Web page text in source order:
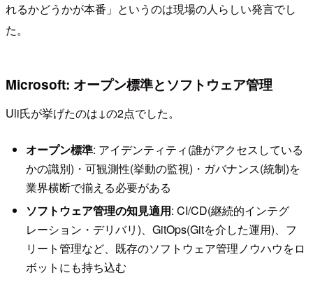
れるかどうかが本番」というのは現場の人らしい発言でし
た。
Microsoft: オープン標準とソフトウェア管理
Uli氏が挙げたのは↓の2点でした。
オープン標準: アイデンティティ(誰がアクセスしている
かの識別)・可観測性(挙動の監視)・ガバナンス(統制)を
業界横断で揃える必要がある
ソフトウェア管理の知見適用: CI/CD(継続的インテグ
レーション・デリバリ)、GitOps(Gitを介した運用)、フ
リート管理など、既存のソフトウェア管理ノウハウをロ
ボットにも持ち込む